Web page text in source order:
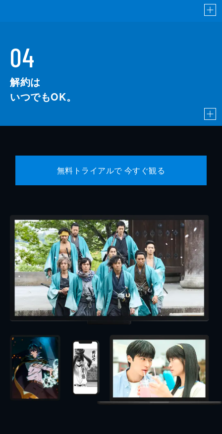
04
解約は
いつでもOK。
無料トライアルで 今すぐ観る